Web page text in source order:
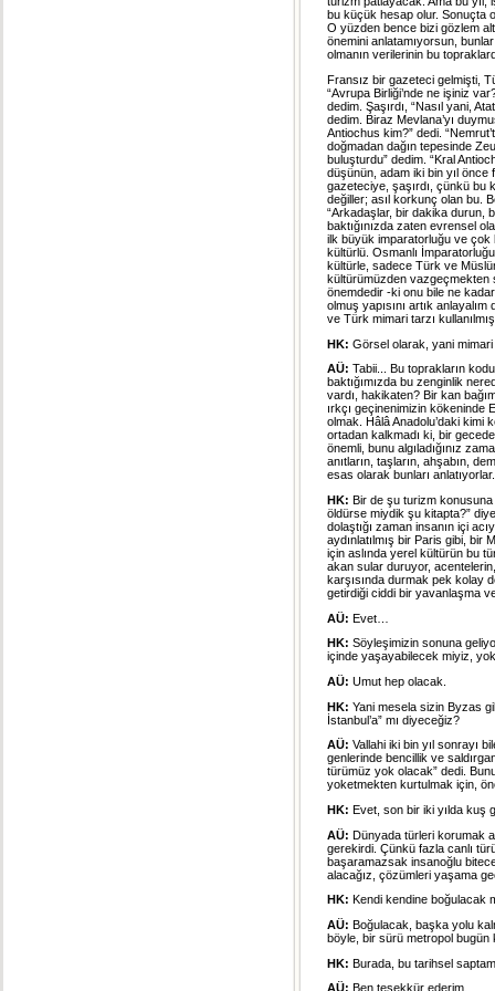
bu küçük hesap olur. Sonuçta
O yüzden bence bizi gözlem
önemini anlatamıyorsun,
olmanın verilerinin bu
Fransız bir gazeteci gelmişti,
“Avrupa Birliği’nde ne işiniz
dedim. Şaşırdı, “Nasıl yani,
dedim. Biraz Mevlana’yı
Antiochus kim?” dedi.
doğmadan dağın tepesinde
buluşturdu” dedim. “Kral
düşünün, adam iki bin yıl önce
gazeteciye, şaşırdı, çünkü bu
değiller; asıl korkunç olan bu.
“Arkadaşlar, bir dakika durun,
baktığınızda zaten evrensel
ilk büyük imparatorluğu ve
kültürlü. Osmanlı
kültürle, sadece Türk ve
kültürümüzden vazgeçmekten
önemdedir -ki onu bile ne
olmuş yapısını artık
ve Türk mimari tarzı
HK: Görsel olarak, yani
AÜ: Tabii... Bu toprakların
baktığımızda bu zenginlik
vardı, hakikaten? Bir kan
ırkçı geçinenimizin kökeninde
olmak. Hâlâ Anadolu’daki kimi
ortadan kalkmadı ki, bir
önemli, bunu algıladığınız
anıtların, taşların, ahşabın,
esas olarak bunları anlatıyorlar.
HK: Bir de şu turizm konusuna
öldürse miydik şu kitapta?”
dolaştığı zaman insanın içi
aydınlatılmış bir Paris gibi, bir
için aslında yerel kültürün bu
akan sular duruyor,
karşısında durmak pek kolay
getirdiği ciddi bir yavanlaşma
AÜ: Evet…
HK: Söyleşimizin sonuna
içinde yaşayabilecek miyiz,
AÜ: Umut hep olacak.
HK: Yani mesela sizin Byzas
İstanbul’a” mı diyeceğiz?
AÜ: Vallahi iki bin yıl sonrayı
genlerinde bencillik ve
türümüz yok olacak” dedi.
yoketmekten kurtulmak için,
HK: Evet, son bir iki yılda kuş
AÜ: Dünyada türleri korumak
gerekirdi. Çünkü fazla canlı
başaramazsak insanoğlu
alacağız, çözümleri yaşama
HK: Kendi kendine boğulacak
AÜ: Boğulacak, başka yolu
böyle, bir sürü metropol bugün
HK: Burada, bu tarihsel
AÜ: Ben teşekkür ederim.